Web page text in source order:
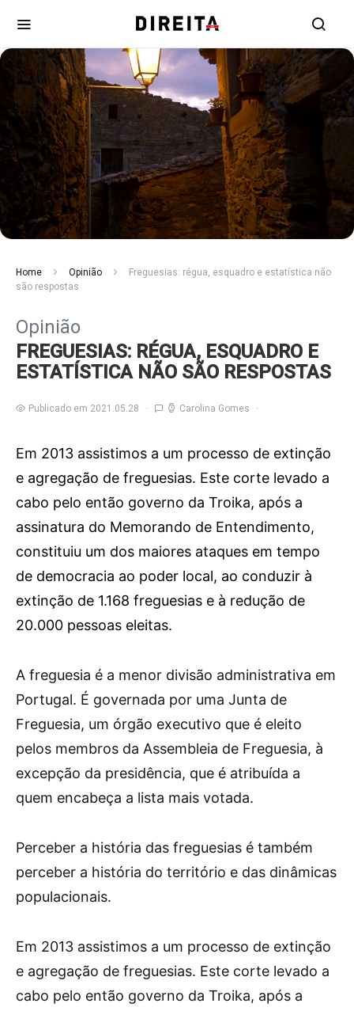
Home Opinião
Freguesias: régua, esquadro e estatística não
são respostas
Opinião
FREGUESIAS: RÉGUA, ESQUADRO E
ESTATÍSTICA NÃO SÃO RESPOSTAS
Publicado em 2021.05.28 Carolina Gomes
Em 2013 assistimos a um processo de extinção
e agregação de freguesias. Este corte levado a
cabo pelo então governo da Troika, após a
assinatura do Memorando de Entendimento,
constituiu um dos maiores ataques em tempo
de democracia ao poder local, ao conduzir à
extinção de 1.168 freguesias e à redução de
20.000 pessoas eleitas.
A freguesia é a menor divisão administrativa em
Portugal. É governada por uma Junta de
Freguesia, um órgão executivo que é eleito
pelos membros da Assembleia de Freguesia, à
excepção da presidência, que é atribuída a
quem encabeça a lista mais votada.
Perceber a história das freguesias é também
perceber a história do território e das dinâmicas
populacionais.
Em 2013 assistimos a um processo de extinção
e agregação de freguesias. Este corte levado a
cabo pelo então governo da Troika, após a